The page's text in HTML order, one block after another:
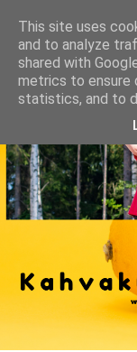
This site uses
and to analyze
shared with
metrics to ensure
statistics, and to